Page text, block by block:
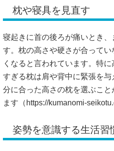
枕や寝具を見直す
寝起きに首の後ろが痛いとき
す。枕の高さや硬さが合って
くなると言われています。特
すぎる枕は肩や背中に緊張を
分に合った高さの枕を選ぶこ
ます（ https://kumanomi-
姿勢を意識する生活習